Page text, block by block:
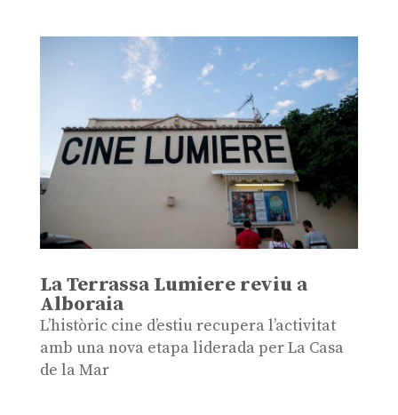
La Terrassa Lumiere reviu a
Alboraia
L’històric cine d’estiu recupera l’activitat
amb una nova etapa liderada per La Casa
de la Mar